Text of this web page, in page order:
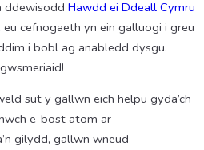
ddewisodd Hawdd ei Ddeall Cymru
cefnogaeth yn ein galluogi i greu
i bobl ag anabledd dysgu.
sut y gallwn eich helpu gyda’ch
e-bost atom ar
gilydd, gallwn wneud